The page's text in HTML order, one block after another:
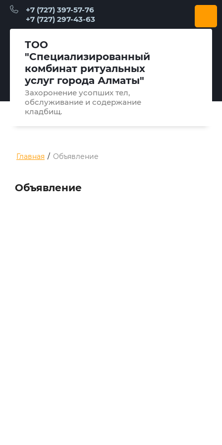
+7 (727) 397-57-76
+7 (727) 297-43-63
ТОО
"Специализированный
комбинат ритуальных
услуг города Алматы"
Захоронение усопших тел,
обслуживание и содержание
кладбищ.
Главная / Объявление
Объявление